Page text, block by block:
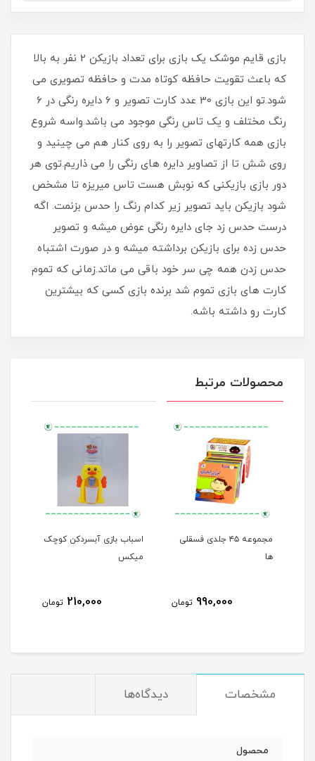
بازی قایم موشک یک بازی برای تعداد بازیکن 2 نفر به بالا
که باعث تقویت حافظه کوتاه مدت و حافظه تصویری می
شود.تو این بازی 30 عدد کارت تصویر و 6 دایره رنگی در 6
رنگ مختلف و یک تاس رنگی موجود می باشد.واسه شروع
بازی همه کارتهای تصویر را به روی کنار هم می چینید و
روی شش تا از تصاویر دایره های رنگی را می ذاریم.توی هر
دور بازی بازیکنی که نوبش هست تاس میریزه تا مشخص
شود بازیکن باید تصویر زیر کدام رنگ را حدس بزنمت. اگه
درست حدس زد جای دایره رنگی عوض میشه و تصویر
حدس زده برای بازیکن برداشته میشه و در صورت اشتباه
حدس زدن همه چی سر خود باقی می ماتد.زمانی که تموم
کارت های بازی تموم شد برنده بازی کسی که بیشترین
کارت رو داشته باشه.
محصولات مرتبط
مجموعه ۴۵ جلدی فسقلی
ها
990,000 تومان
اسباب بازی آبسردکن کوچک
میکس
210,000 تومان
مشخصات دیدگاه‌ها
محصول